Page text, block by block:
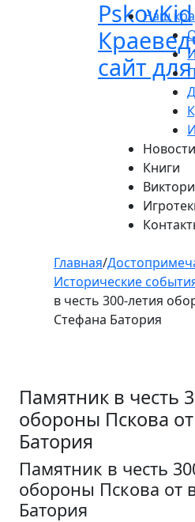
PskovKid
сайт
Наш
Новости
Книги
Главная/
Исторические
в честь 300-летия
Стефана Батория
Памятник в честь
обороны Пскова
Батория
Памятник в честь
обороны Пскова от
Батория